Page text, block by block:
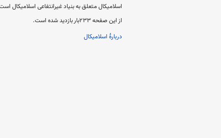
اسلامیکال متعلق به بنیاد غیرانتفاعی اسلامیکال
از این صفحه ۲۳۳بار بازدید شده است.
دربارهٔ اسلامیکال